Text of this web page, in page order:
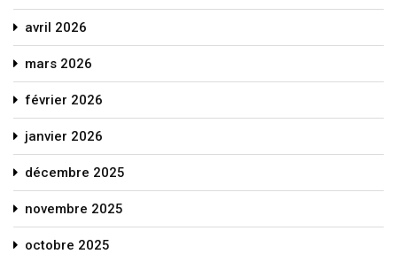
avril 2026
mars 2026
février 2026
janvier 2026
décembre 2025
novembre 2025
octobre 2025